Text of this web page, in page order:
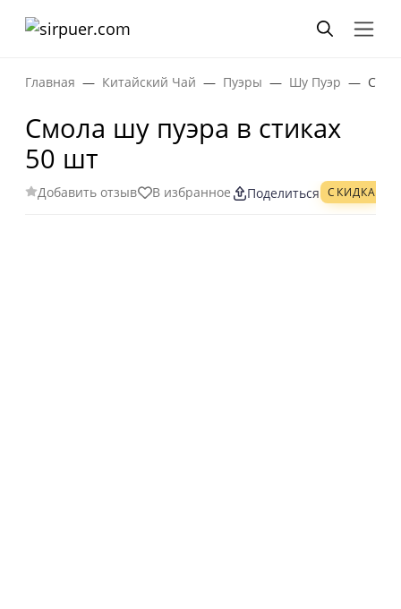
Главная Китайский Чай Пуэры Шу Пуэр
Смола шу пуэра в стиках
50 шт
Добавить отзыв В избранное Поделиться СКИДКА